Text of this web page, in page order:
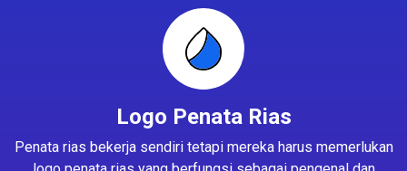
Logo Penata Rias
Penata rias bekerja sendiri tetapi mereka harus memerlukan